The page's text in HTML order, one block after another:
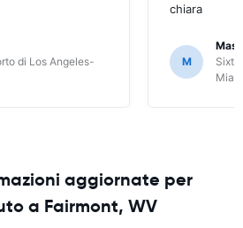
di Los Angeles-
chiara
M
Sixt
aggiornate per
a Fairmont, WV